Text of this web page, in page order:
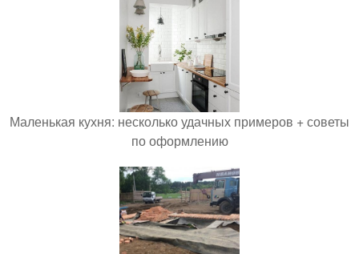
Маленькая кухня: несколько удачных примеров + советы
по оформлению